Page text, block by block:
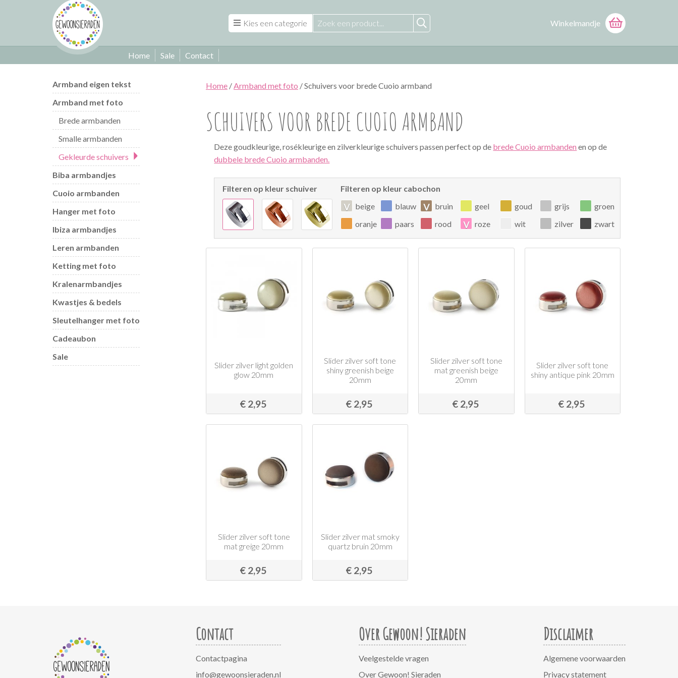
Kies een categorie Winkelmandje
Home Sale Contact
Armband eigen tekst
Armband met foto
Brede armbanden
Smalle armbanden
Gekleurde schuivers
Biba armbandjes
Cuoio armbanden
Hanger met foto
Ibiza armbandjes
Leren armbanden
Ketting met foto
Kralenarmbandjes
Kwastjes & bedels
Sleutelhanger met foto
Cadeaubon
Sale
Home /Armband met foto / Schuivers voor brede Cuoio armband
SCHUIVERS VOOR BREDE CUOIO ARMBAND
Deze goudkleurige, rosékleurige en zilverkleurige schuivers passen perfect op de brede Cuoio armbanden en op de
dubbele brede Cuoio armbanden.
Filteren op kleur schuiver Filteren op kleur cabochon
v beige blauw v bruin geel goud grijs
groen
oranje
paars rood v roze wit zilver zwart
Slider zilver light golden
glow 20mm
€ 2,95
Slider zilver soft tone
shiny greenish beige
20mm
€ 2,95
Slider zilver soft tone
mat greenish beige
20mm
€ 2,95
Slider zilver soft tone
shiny antique pink 20mm
€ 2,95
Slider zilver soft tone
mat greige 20mm
€ 2,95
Slider zilver mat smoky
quartz bruin 20mm
€ 2,95
Contact
Contactpagina
info@gewoonsieraden.nl
Over Gewoon! Sieraden
Veelgestelde vragen
Over Gewoon! Sieraden
Disclaimer
Algemene voorwaarden
Privacy statement